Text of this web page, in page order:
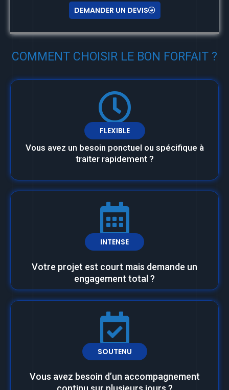
DEMANDER UN DEVIS
COMMENT CHOISIR LE BON FORFAIT ?
FLEXIBLE
Vous avez un besoin ponctuel ou spécifique à
traiter rapidement ?
INTENSE
Votre projet est court mais demande un
engagement total ?
SOUTENU
Vous avez besoin d’un accompagnement